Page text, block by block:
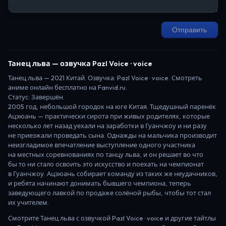
Отправить
Танец льва — озвучка Pazl Voice · voice
Танец льва — 2021 Китай. Озвучка: Pazl Voice · voice. Смотреть
аниме онлайн бесплатно на Fanvid.ru.
Статус: Завершён.
2005 год, небольшой городок на юге Китая. Тщедушный паренёк
Ацзюань — практически сирота при живых родителях, которые
несколько лет назад уехали на заработки в Гуанчжоу и ни разу
не приезжали проведать сына. Однажды на мальчика производит
неизгладимое впечатление выступление одного участника
на местных соревнованиях по танцу льва, и он решает во что
бы то ни стало освоить это искусство и поехать на чемпионат
в Гуанчжоу. Ацзюань собирает команду из таких же неудачников,
и ребята начинают донимать бывшего чемпиона, теперь
заведующего лавкой по продаже солёной рыбы, чтобы тот стал
их учителем.
СмотритеТанец льва с озвучкой Pazl Voice · voice и другие тайтлы